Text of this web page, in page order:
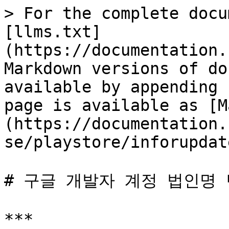
> For the complete
[llms.txt]
(https://
Markdown versions of
available by
page is available as
(https://
se/playstore/
# 구글 개발자 계정 법인명
***